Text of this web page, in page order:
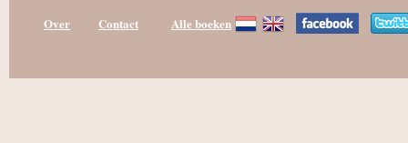
Over Contact Alle boeken